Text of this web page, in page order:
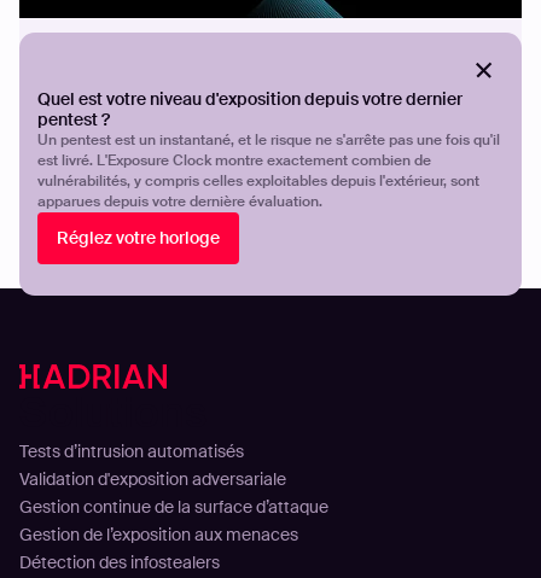
Quel est votre niveau d'exposition depuis votre dernier
pentest ?
Un pentest est un instantané, et le risque ne s'arrête pas une fois qu'il
est livré. L'Exposure Clock montre exactement combien de
vulnérabilités, y compris celles exploitables depuis l'extérieur, sont
apparues depuis votre dernière évaluation.
Réglez votre horloge
Tests d’intrusion automatisés
Validation d'exposition adversariale
Gestion continue de la surface d’attaque
Gestion de l’exposition aux menaces
Détection des infostealers